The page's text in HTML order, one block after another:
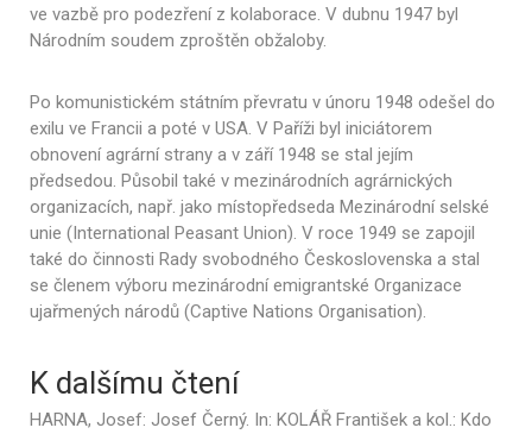
ve vazbě pro podezření z kolaborace. V dubnu 1947 byl
Národním soudem zproštěn obžaloby.
Po komunistickém státním převratu v únoru 1948 odešel do
exilu ve Francii a poté v USA. V Paříži byl iniciátorem
obnovení agrární strany a v září 1948 se stal jejím
předsedou. Působil také v mezinárodních agrárnických
organizacích, např. jako místopředseda Mezinárodní selské
unie (International Peasant Union). V roce 1949 se zapojil
také do činnosti Rady svobodného Československa a stal
se členem výboru mezinárodní emigrantské Organizace
ujařmených národů (Captive Nations Organisation).
K dalšímu čtení
HARNA, Josef: Josef Černý. In: KOLÁŘ František a kol.: Kdo